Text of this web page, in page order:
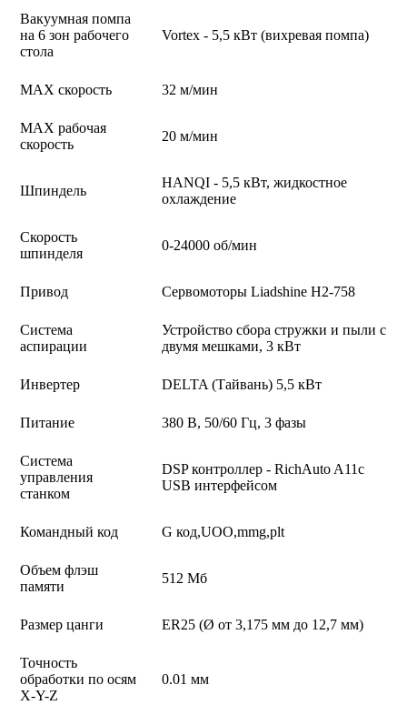
Вакуумная помпа
на 6 зон рабочего
стола
Vortex - 5,5 кВт (вихревая помпа)
МАХ скорость 32 м/мин
МАХ рабочая
скорость
20 м/мин
Шпиндель
HANQI - 5,5 кВт, жидкостное
охлаждение
Скорость
шпинделя
0-24000 об/мин
Привод Сервомоторы Liadshine H2-758
Система
аспирации
Устройство сбора стружки и пыли с
двумя мешками, 3 кВт
Инвертер DELTA (Тайвань) 5,5 кВт
Питание 380 В, 50/60 Гц, 3 фазы
Система
управления
станком
DSP контроллер - RichAuto A11с
USB интерфейсом
Командный код G код,UOO,mmg,plt
Объем флэш
памяти
512 Мб
Размер цанги ER25 (Ø от 3,175 мм до 12,7 мм)
Точность
обработки по осям
X-Y-Z
0.01 мм